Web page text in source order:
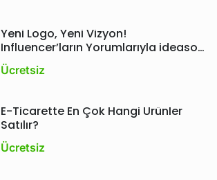
Yeni Logo, Yeni Vizyon!
Influencer’ların Yorumlarıyla ideasoft
Etkinliği ; Next
Ücretsiz
E-Ticarette En Çok Hangi Ürünler
Satılır?
Ücretsiz